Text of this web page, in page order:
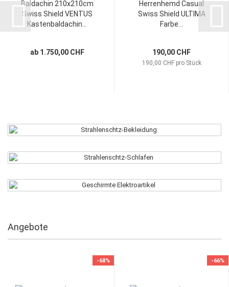
Baldachin 210x210cm
Swiss Shield VENTUS
Kastenbaldachin...
ab 1.750,00 CHF
Herrenhemd Casual
Swiss Shield ULTIMA
Farbe...
190,00 CHF
190,00 CHF pro Stück
STRAHLENSCHUTZ-BEKLEIDUNG
SCHUTZ FÜR DEN SCHLAFPLATZ
Angebote
-68% -66%